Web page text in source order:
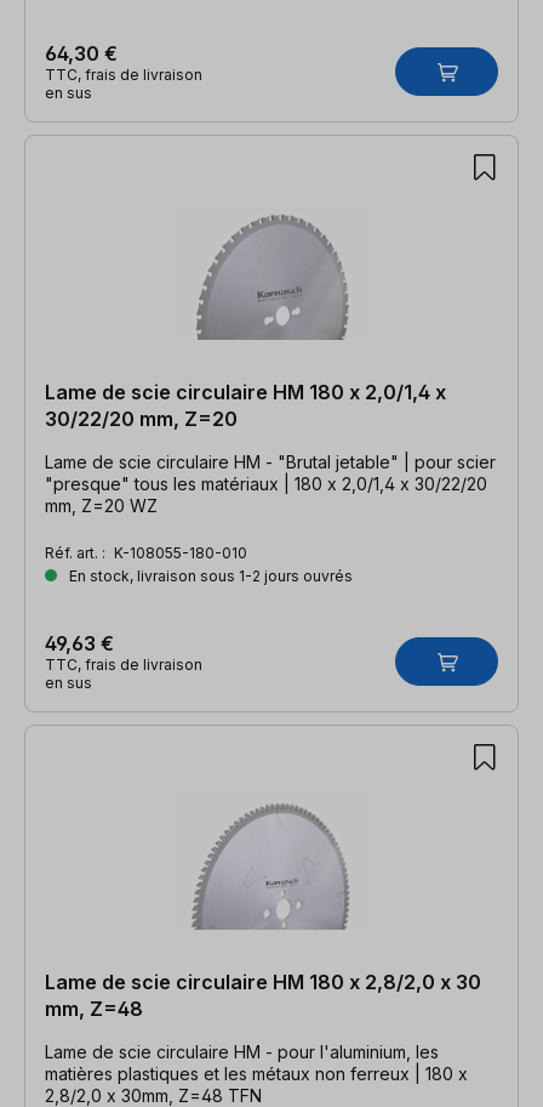
64,30 €
TTC, frais de livraison
en sus
Lame de scie circulaire HM 180 x 2,0/1,4 x
30/22/20 mm, Z=20
Lame de scie circulaire HM - "Brutal jetable" | pour scier
"presque" tous les matériaux | 180 x 2,0/1,4 x 30/22/20
mm, Z=20 WZ
Réf. art. : K-108055-180-010
En stock, livraison sous 1-2 jours ouvrés
49,63 €
TTC, frais de livraison
en sus
Lame de scie circulaire HM 180 x 2,8/2,0 x 30
mm, Z=48
Lame de scie circulaire HM - pour l'aluminium, les
matières plastiques et les métaux non ferreux | 180 x
2,8/2,0 x 30mm, Z=48 TFN